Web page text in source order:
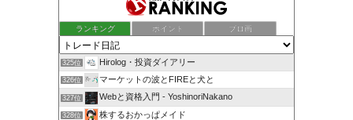
ランキング ポイント ブロ画
325位 Hirolog・投資ダイアリー
326位 マーケットの波とFIREと犬と
327位 Webと資格入門 - YoshinoriNakano
328位 株するおかっぱメイド